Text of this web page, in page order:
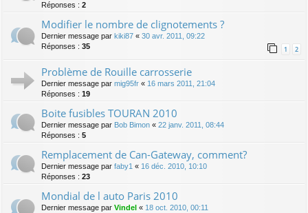
Réponses : 2
Modifier le nombre de clignotements ?
Dernier message par kiki87 « 30 avr. 2011, 09:22
Réponses : 35 1 2
Problème de Rouille carrosserie
Dernier message par mig95fr « 16 mars 2011, 21:04
Réponses : 19
Boite fusibles TOURAN 2010
Dernier message par Bob Bimon « 22 janv. 2011, 08:44
Réponses : 5
Remplacement de Can-Gateway, comment?
Dernier message par faby1 « 16 déc. 2010, 10:10
Réponses : 23
Mondial de l auto Paris 2010
Dernier message par Vindel « 18 oct. 2010, 00:11